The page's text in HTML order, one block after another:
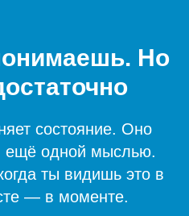
Но
состояние. Оно
ещё одной мыслью.
ты видишь это в
— в моменте.